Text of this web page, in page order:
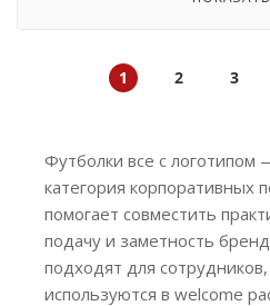
1 2 3
Футболки все с логотипом
категория корпоративных
помогает совместить
подачу и заметность
подходят для
используются в welcome